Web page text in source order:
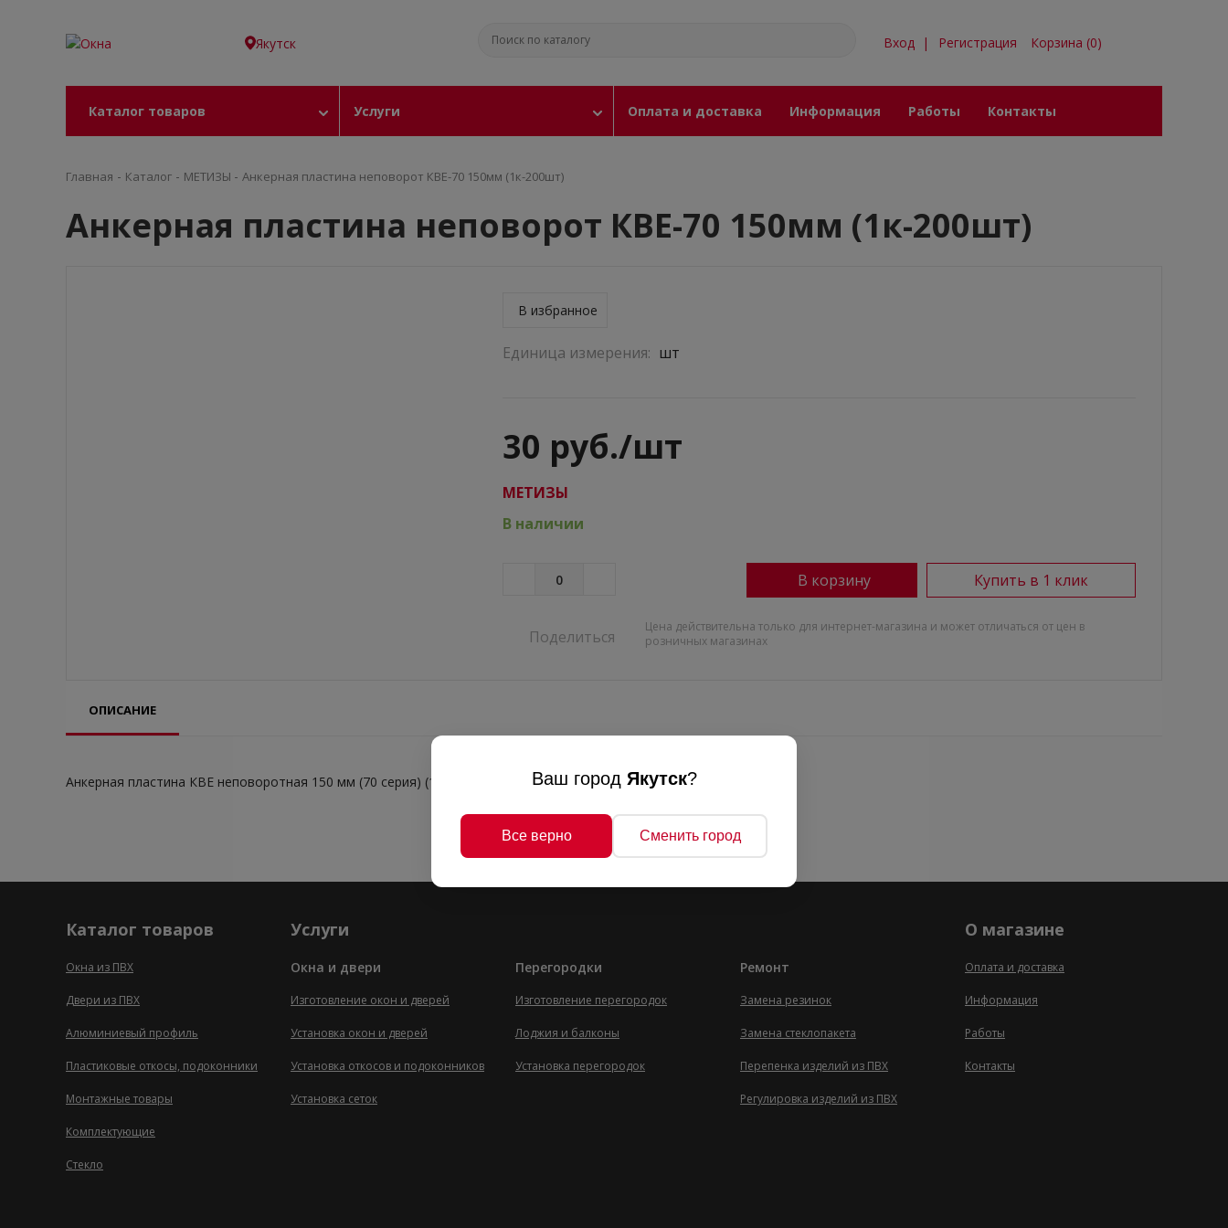
Ваш город Якутск?
Все верно Сменить город
Якутск Вход | Регистрация Корзина (0)
Каталог товаров Услуги Оплата и доставка Информация Работы Контакты
Главная - Каталог - МЕТИЗЫ - Анкерная пластина неповорот КBE-70 150мм (1к-200шт)
Анкерная пластина неповорот КBE-70 150мм (1к-200шт)
В избранное
Единица измерения: шт
30 руб./шт
МЕТИЗЫ
В наличии
В корзину Купить в 1 клик
Поделиться
Цена действительна только для интернет-магазина и может отличаться от цен в
розничных магазинах
ОПИСАНИЕ
Анкерная пластина КВЕ неповоротная 150 мм (70 серия) (1к-200шт)
Каталог товаров
Окна из ПВХ
Двери из ПВХ
Алюминиевый профиль
Пластиковые откосы, подоконники
Монтажные товары
Комплектующие
Стекло
Услуги
Окна и двери
Изготовление окон и дверей
Установка окон и дверей
Установка откосов и подоконников
Установка сеток
Перегородки
Изготовление перегородок
Лоджия и балконы
Установка перегородок
Ремонт
Замена резинок
Замена стеклопакета
Перепенка изделий из ПВХ
Регулировка изделий из ПВХ
О магазине
Оплата и доставка
Информация
Работы
Контакты